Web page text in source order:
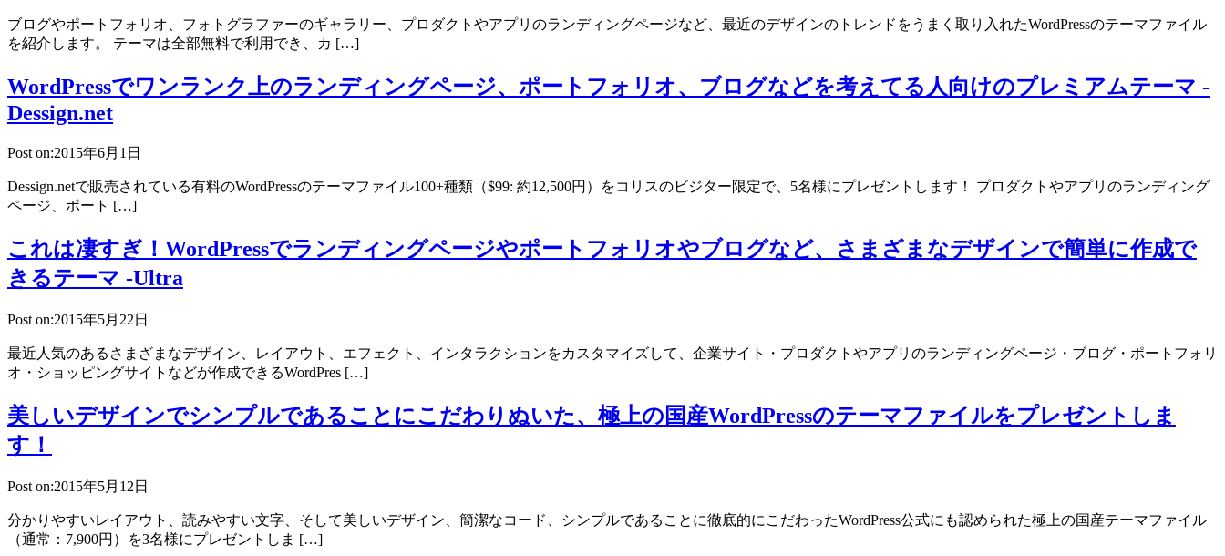
ブログやポートフォリオ、フォトグラファーのギャラリー、プロダクトやアプリのランディングページなど、最近のデザインのトレンドをうまく取り入れたWordPressのテーマファイル
を紹介します。 テーマは全部無料で利用でき、カ […]
WordPressでワンランク上のランディングページ、ポートフォリオ、ブログなどを考えてる人向けのプレミアムテーマ -
Dessign.net
Post on:2015年6月1日
Dessign.netで販売されている有料のWordPressのテーマファイル100+種類（$99: 約12,500円）をコリスのビジター限定で、5名様にプレゼントします！ プロダクトやアプリのランディング
ページ、ポート […]
これは凄すぎ！WordPressでランディングページやポートフォリオやブログなど、さまざまなデザインで簡単に作成で
きるテーマ -Ultra
Post on:2015年5月22日
最近人気のあるさまざまなデザイン、レイアウト、エフェクト、インタラクションをカスタマイズして、企業サイト・プロダクトやアプリのランディングページ・ブログ・ポートフォリ
オ・ショッピングサイトなどが作成できるWordPres […]
美しいデザインでシンプルであることにこだわりぬいた、極上の国産WordPressのテーマファイルをプレゼントしま
す！
Post on:2015年5月12日
分かりやすいレイアウト、読みやすい文字、そして美しいデザイン、簡潔なコード、シンプルであることに徹底的にこだわったWordPress公式にも認められた極上の国産テーマファイル
（通常：7,900円）を3名様にプレゼントしま […]